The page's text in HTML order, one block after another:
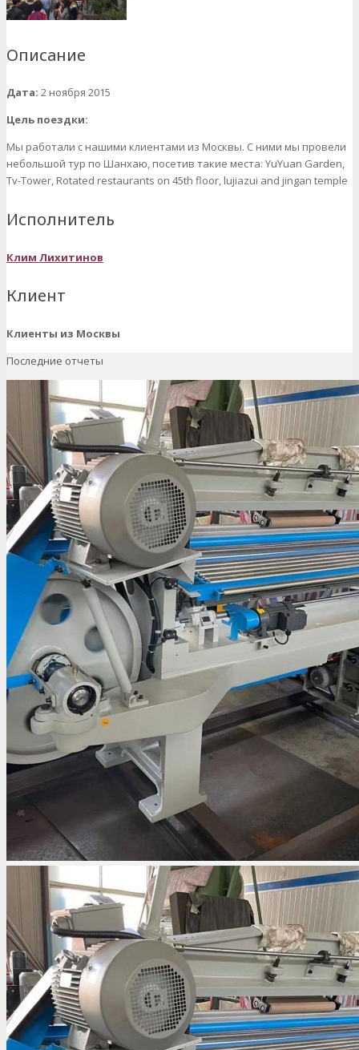
Описание
Дата: 2 ноября 2015
Цель поездки:
Мы работали с нашими клиентами из Москвы. С ними мы провели
небольшой тур по Шанхаю, посетив такие места: YuYuan Garden,
Tv-Tower, Rotated restaurants on 45th floor, lujiazui and jingan temple
Исполнитель
Клим Лихитинов
Клиент
Клиенты из Москвы
Последние отчеты